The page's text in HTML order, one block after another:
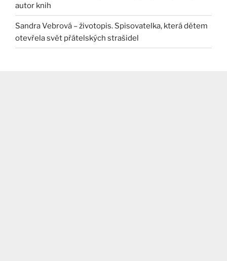
autor knih
Sandra Vebrová – životopis. Spisovatelka, která dětem
otevřela svět přátelských strašidel